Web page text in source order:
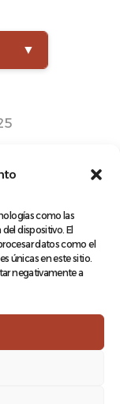
como las
dispositivo. El
datos como el
únicas en este sitio.
negativamente a
▼
Cuauhtémoc,